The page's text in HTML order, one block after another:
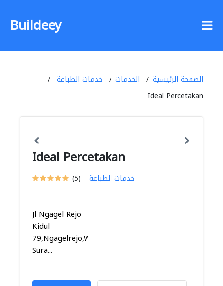
Buildeey
الصفحة الرئيسية الخدمات
خدمات الطباعة
Ideal Percetakan
Ideal Percetakan
(5) خدمات الطباعة
Jl Ngagel Rejo
Kidul
79,Ngagelrejo,Wonokromo,
Sura...